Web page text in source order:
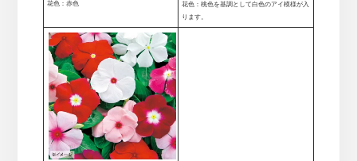
花色：赤色
花色：桃色を基調として白色のアイ模様が入
ります。